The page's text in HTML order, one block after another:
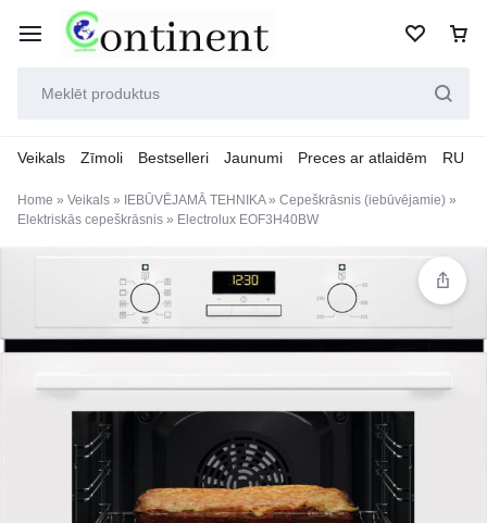
Veikals Zīmoli Bestselleri Jaunumi Preces ar atlaidēm RU
Home » Veikals » IEBŪVĒJAMĀ TEHNIKA» Cepeškrāsnis (iebūvējamie) »
Elektriskās cepeškrāsnis » Electrolux EOF3H40BW